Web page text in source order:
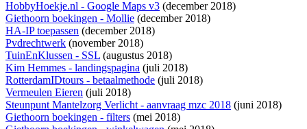
HobbyHoekje.nl - Google Maps v3 (december 2018)
Giethoorn boekingen - Mollie (december 2018)
HA-IP toepassen (december 2018)
Pvdrechtwerk (november 2018)
TuinEnKlussen - SSL (augustus 2018)
Kim Hemmes - landingspagina (juli 2018)
RotterdamIDtours - betaalmethode (juli 2018)
Vermeulen Eieren (juli 2018)
Steunpunt Mantelzorg Verlicht - aanvraag mzc 2018 (juni 2018)
Giethoorn boekingen - filters (mei 2018)